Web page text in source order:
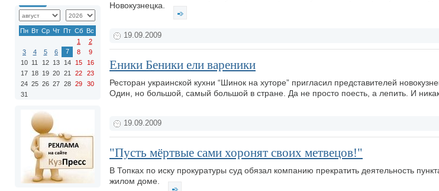
Пн Вт Ср Чт Пт Сб Вс
1
2
3
4 5 6 7 8
9
10 11 12 13 14 15
16
17 18 19 20 21 22
23
24 25 26 27 28 29
30
31
Новокузнецка.
19.09.2009
Еники Беники ели вареники
Ресторан украинской кухни “Шинок на хуторе” пригласил представителей
Один, но большой, самый большой в стране. Да не просто поесть, а лепить. И
19.09.2009
"Пусть мёртвые сами хоронят своих метвецов!"
В Топках по иску прокуратуры суд обязал компанию прекратить деятельность
жилом доме.